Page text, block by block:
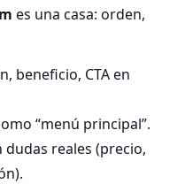
es una casa: orden,
beneficio, CTA en
“menú principal”.
dudas reales (precio,